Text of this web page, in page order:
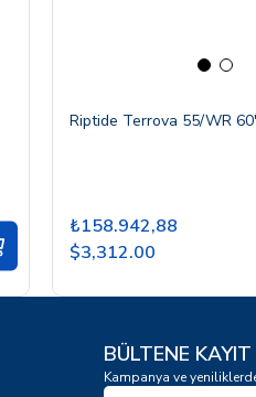
Riptide Terrova 55/WR
₺158.942,88
$3,312.00
BÜLTENE
Kampanya ve